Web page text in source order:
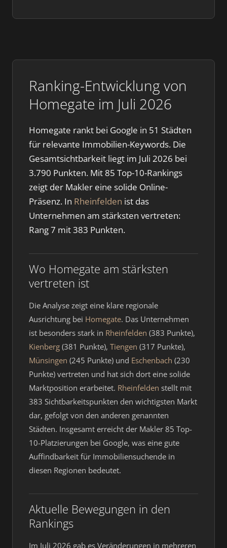
Ranking-Entwicklung von
Homegate im Juli 2026
Homegate rankt bei Google in 51 Städten
für relevante Immobilien-Keywords. Die
Gesamtsichtbarkeit liegt im Juli 2026 bei
3.790 Punkten. Mit 85 Top-10-Rankings
zeigt der Makler eine solide Online-
Präsenz. In Rheinfelden ist das
Unternehmen am stärksten vertreten:
Rang 7 mit 383 Punkten.
Wo Homegate am stärksten
vertreten ist
Die Analyse zeigt eine klare regionale
Ausrichtung bei Homegate. Das Unternehmen
ist besonders stark in Rheinfelden (383 Punkte),
Kienberg (381 Punkte), Tiengen (317 Punkte),
Münsingen (245 Punkte) und Eschenbach (230
Punkte) vertreten und hat sich dort eine solide
Marktposition erarbeitet. Rheinfelden stellt mit
383 Sichtbarkeitspunkten den wichtigsten Markt
dar, gefolgt von den anderen genannten
Städten. Insgesamt erreicht der Makler 85 Top-
10-Platzierungen bei Google, was eine gute
Auffindbarkeit für Immobiliensuchende in
diesen Regionen bedeutet.
Aktuelle Bewegungen in den
Rankings
Im Juli 2026 gab es Veränderungen in mehreren